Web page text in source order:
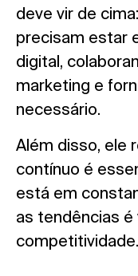
deve vir de
precisam estar
digital,
marketing e
necessário.
Além disso, ele
contínuo é
está em
as tendências é
competitividade.